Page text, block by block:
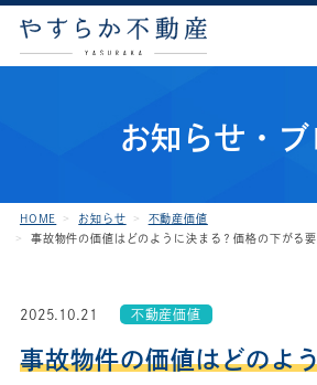
お知らせ・ブ
HOME お知らせ
不動産価値
事故物件の価値はどのように決まる？価格の下がる
2025.10.21 不動産価値
事故物件の価値はどのよ